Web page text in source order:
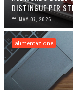
DISTINGUE PER
MAY 07, 2026
alimentazione